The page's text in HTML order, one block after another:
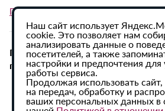
Политика в отношении обработки
При использовании материалов
гиперссылка на ИА «Регион 64»
Наш сайт использует
cookie. Это позволяет нам
анализировать данные о
посетителей, а также
настройки и предпочтения для
работы сервиса.
Продолжая использовать
на передач, обработку и
ваших персональных данных в